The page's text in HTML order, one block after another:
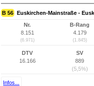
B 56 Euskirchen-Mainstraße -
Nr.
8.151
(6.971)
B-Rang
4.179
(1.845)
DTV
16.166
SV
889
(5,5%)
Infos...